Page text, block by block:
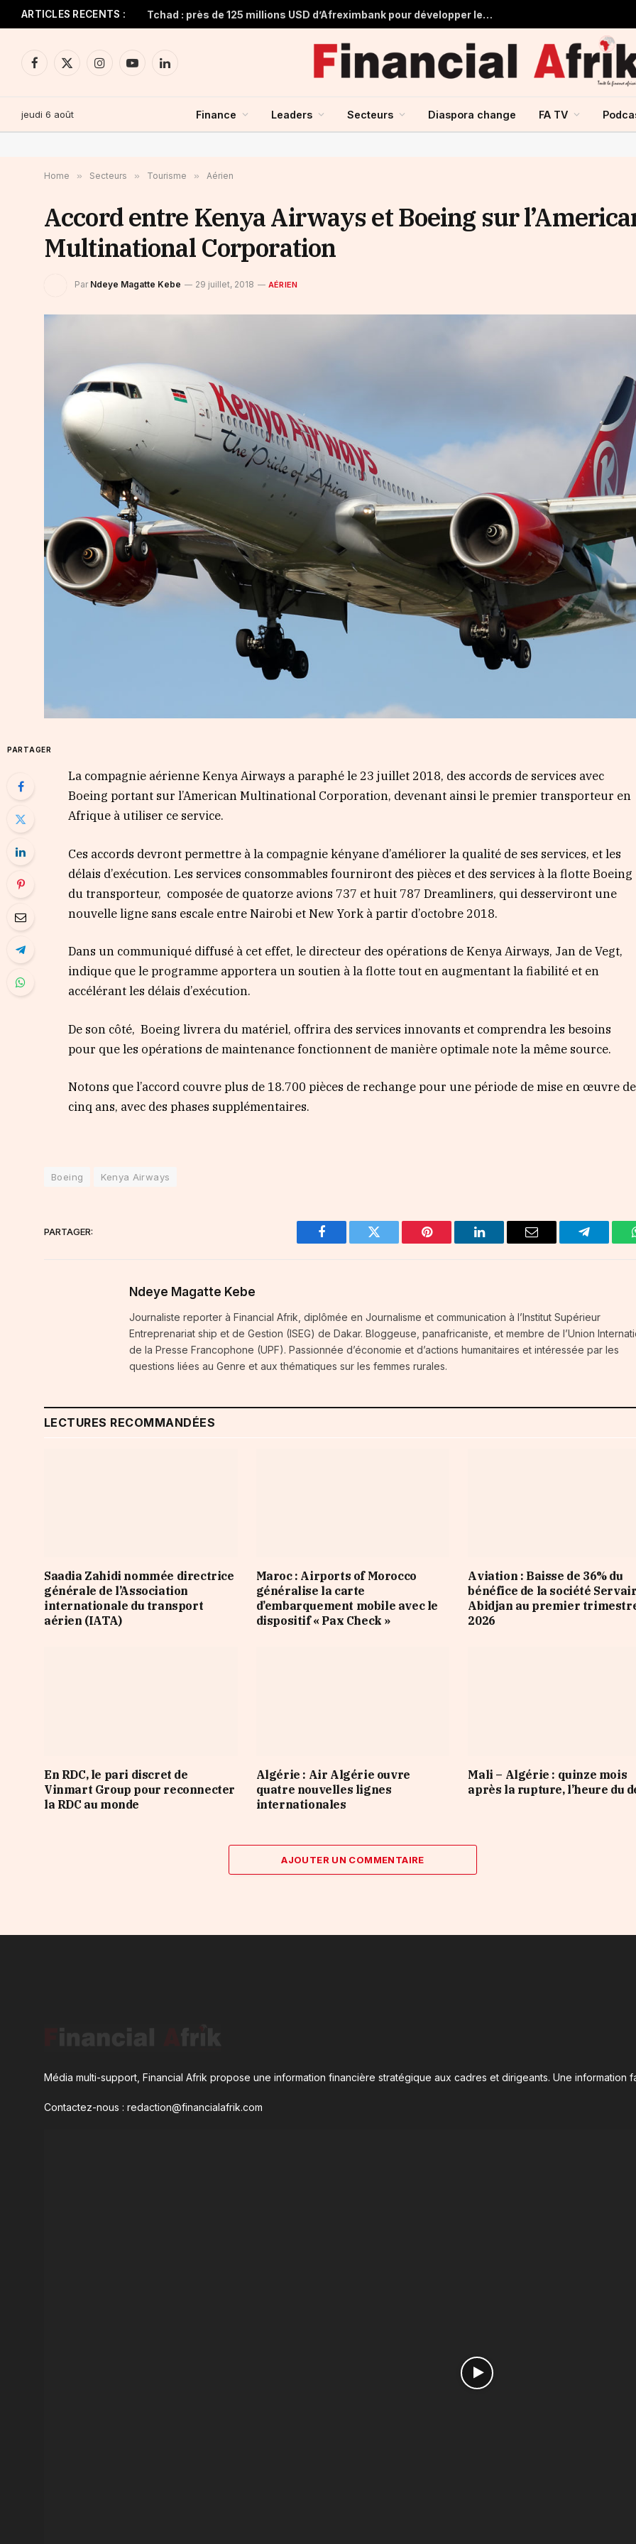
ARTICLES RECENTS : Tchad : près de 125 millions USD d’Afreximbank pour développer les infrastructures et le commerce
Facebook
X
InstagramYouTubeLinkedIn
jeudi 6 août Finance Leaders Secteurs Diaspora change FA TV
Home » Secteurs » Tourisme » Aérien
Accord entre Kenya Airways et Boeing sur
Multinational Corporation
Par Ndeye Magatte Kebe 29 juillet, 2018 AÉRIEN
PARTAGER
La compagnie aérienne Kenya Airways a paraphé le 23 juillet 2018, des accords de services avec
Boeing portant sur l’American Multinational Corporation, devenant ainsi le premier transporteur en
Afrique à utiliser ce service.
Ces accords devront permettre à la compagnie kényane d’améliorer la qualité de ses services, et les
délais d’exécution. Les services consommables fourniront des pièces et des services à la flotte Boeing
du transporteur, composée de quatorze avions 737 et huit 787 Dreamliners, qui desserviront une
nouvelle ligne sans escale entre Nairobi et New York à partir d’octobre 2018.
Dans un communiqué diffusé à cet effet, le directeur des opérations de Kenya Airways, Jan de Vegt,
indique que le programme apportera un soutien à la flotte tout en augmentant la fiabilité et en
accélérant les délais d’exécution.
De son côté, Boeing livrera du matériel, offrira des services innovants et comprendra les besoins
pour que les opérations de maintenance fonctionnent de manière optimale note la même source.
Notons que l’accord couvre plus de 18.700 pièces de rechange pour une période de mise en œuvre de
cinq ans, avec des phases supplémentaires.
Boeing Kenya Airways
PARTAGER:
Facebook Twitter Pinterest LinkedIn Email Telegram
Ndeye Magatte Kebe
Journaliste reporter à Financial Afrik, diplômée en Journalisme et communication à l’Institut Supérieur
Entreprenariat ship et de Gestion (ISEG) de Dakar. Bloggeuse, panafricaniste, et membre de l’Union
de la Presse Francophone (UPF). Passionnée d’économie et d’actions humanitaires et intéressée par les
questions liées au Genre et aux thématiques sur les femmes rurales.
LECTURES RECOMMANDÉES
Saadia Zahidi nommée directrice
générale de l’Association
internationale du transport
aérien (IATA)
Maroc : Airports of Morocco
généralise la carte
d’embarquement mobile avec le
dispositif « Pax Check »
Aviation : Baisse de 36% du
bénéfice de la société Servair
Abidjan au premier
2026
En RDC, le pari discret de
Vinmart Group pour reconnecter
la RDC au monde
Algérie : Air Algérie ouvre
quatre nouvelles lignes
internationales
Mali – Algérie : quinze mois
après la rupture, l’heure du
AJOUTER UN COMMENTAIRE
Média multi-support, Financial Afrik propose une information financière stratégique aux cadres et dirigeants. Une information
Contactez-nous : redaction@financialafrik.com